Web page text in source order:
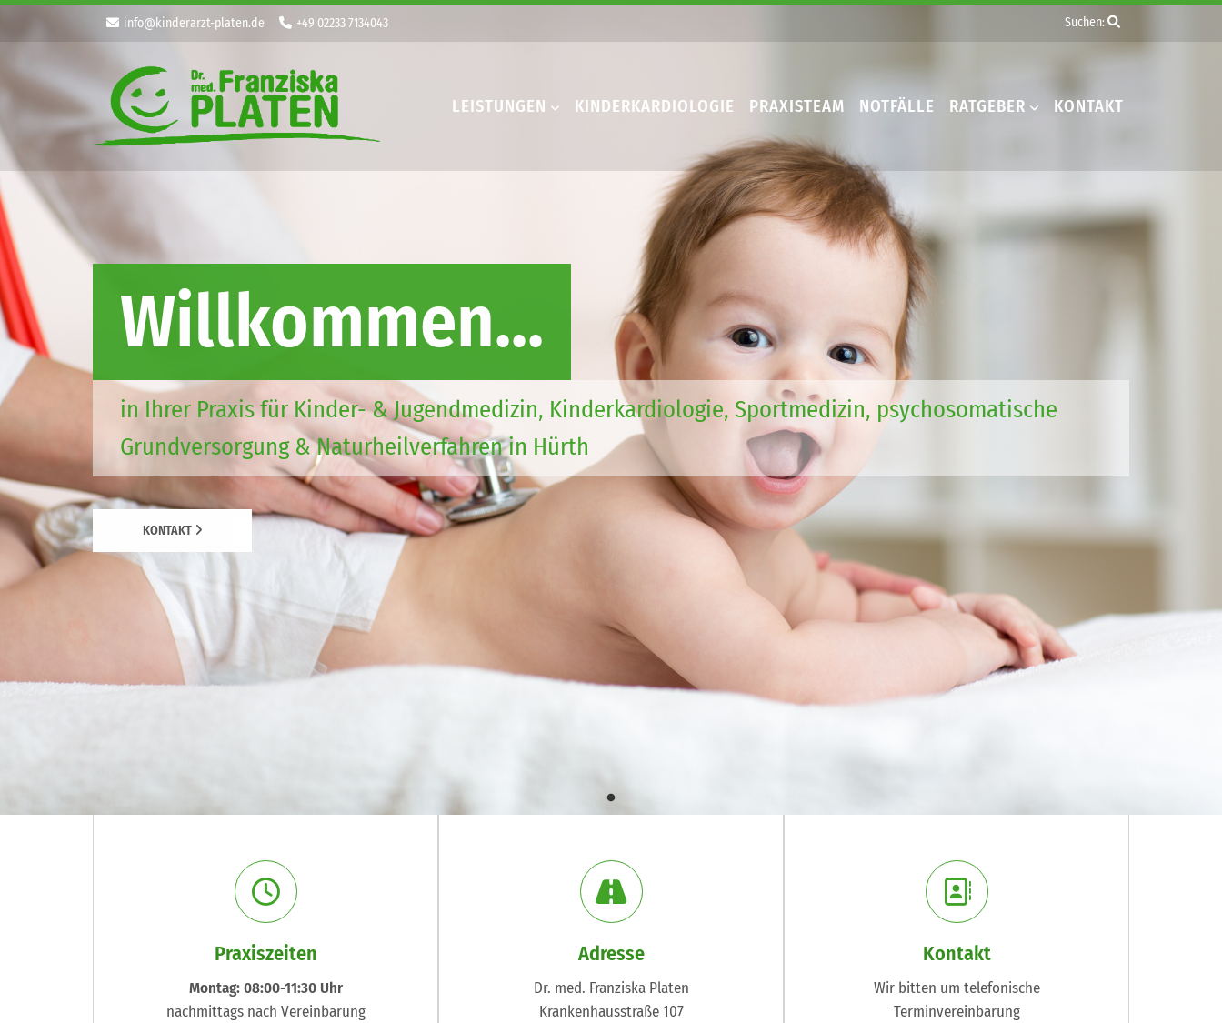
info@kinderarzt-platen.de +49 02233 7134043 Suchen:
LEISTUNGEN KINDERKARDIOLOGIE PRAXISTEAM NOTFÄLLE RATGEBER KONTAKT
Willkommen...
in Ihrer Praxis für Kinder- & Jugendmedizin, Kinderkardiologie, Sportmedizin, psychosomatische
Grundversorgung & Naturheilverfahren in Hürth
KONTAKT
Praxiszeiten
Montag: 08:00-11:30 Uhr
nachmittags nach Vereinbarung
Adresse
Dr. med. Franziska Platen
Krankenhausstraße 107
Kontakt
Wir bitten um telefonische
Terminvereinbarung